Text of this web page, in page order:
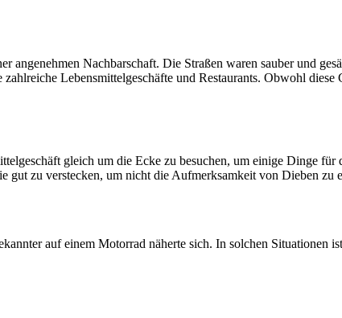
angenehmen Nachbarschaft. Die Straßen waren sauber und
Lebensmittelgeschäfte und Restaurants. Obwohl
gleich um die Ecke zu besuchen, um einige Dinge für
gut zu verstecken, um nicht die Aufmerksamkeit von Dieben zu
auf einem Motorrad näherte sich. In solchen Situationen